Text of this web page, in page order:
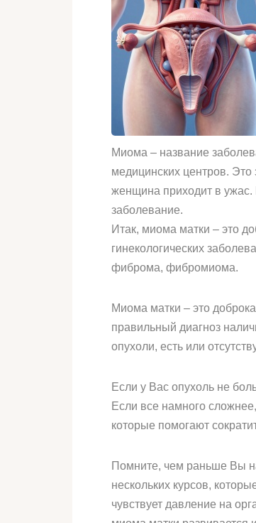
Миома – название
медицинских центров.
женщина приходит в ужас.
заболевание.
Итак, миома матки – это
гинекологических
фиброма, фибромиома.
Миома матки – это
правильный диагноз
опухоли, есть или
Если у Вас опухоль не
Если все намного
которые помогают
Помните, чем раньше Вы
нескольких курсов,
чувствует давление на